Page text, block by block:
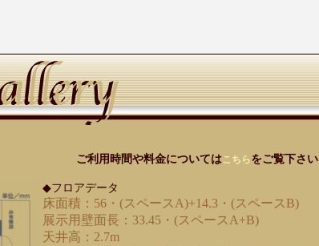
ご利用時間や料金についてはこちらをご覧下さい
◆フロアデータ
床面積：56・(スペースA)+14.3・(スペースB)
展示用壁面長：33.45・(スペースA+B)
天井高：2.7m